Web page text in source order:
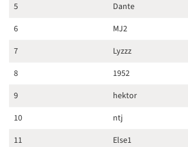
5
Dante
6
MJ2
7
Lyzzz
8
1952
9
hektor
10
ntj
11
Else1